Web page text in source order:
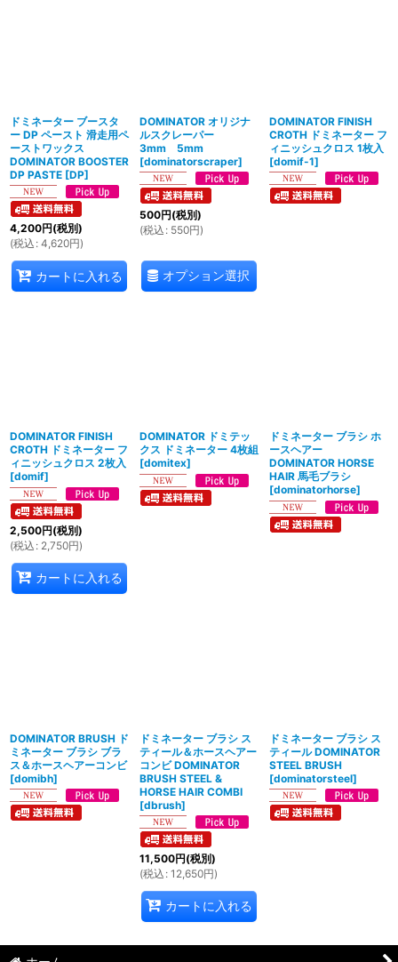
ドミネーター ブースタ
ー DP ペースト 滑走用ペ
ーストワックス
DOMINATOR BOOSTER
DP PASTE [DP]
4,200円(税別)
(税込 : 4,620円)
カートに入れる
DOMINATOR オリジナ
ルスクレーパー
3mm 5mm
[dominatorscraper]
500円(税別)
(税込 : 550円)
オプション選択
DOMINATOR FINISH
CROTH ドミネーター フ
ィニッシュクロス 1枚入
[domif-1]
DOMINATOR FINISH
CROTH ドミネーター フ
ィニッシュクロス 2枚入
[domif]
2,500円(税別)
(税込 : 2,750円)
カートに入れる
DOMINATOR ドミテッ
クス ドミネーター 4枚組
[domitex]
ドミネーター ブラシ ホ
ースヘアー
DOMINATOR HORSE
HAIR 馬毛ブラシ
[dominatorhorse]
DOMINATOR BRUSH ド
ミネーター ブラシ ブラ
ス＆ホースヘアーコンビ
[domibh]
ドミネーター ブラシ ス
ティール＆ホースヘアー
コンビ DOMINATOR
BRUSH STEEL &
HORSE HAIR COMBI
[dbrush]
11,500円(税別)
(税込 : 12,650円)
カートに入れる
ドミネーター ブラシ ス
ティール DOMINATOR
STEEL BRUSH
[dominatorsteel]